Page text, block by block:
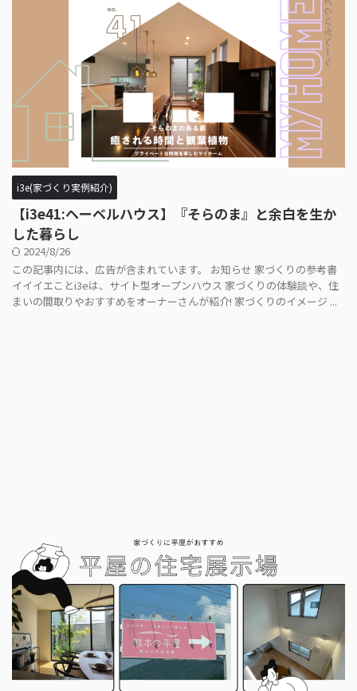
i3e(家づくり実例紹介)
【i3e41:ヘーベルハウス】『そらのま』と余白を生か
した暮らし
2024/8/26
この記事内には、広告が含まれています。 お知らせ 家づくりの参考書
イイイエことi3eは、サイト型オープンハウス 家づくりの体験談や、住
まいの間取りやおすすめをオーナーさんが紹介! 家づくりのイメージ ...